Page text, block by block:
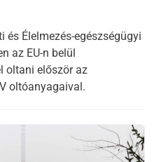
és Élelmezés-egészségügyi
az EU-n belül
oltani először az
oltóanyagaival.